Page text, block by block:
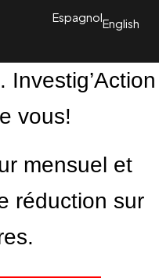
EspagnolEnglish
Investig’Action
vous!
mensuel et
réduction sur